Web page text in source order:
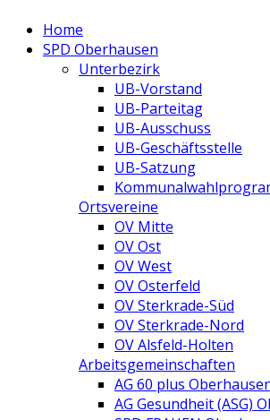
Home
SPD Oberhausen
Unterbezirk
UB-Vorstand
UB-Parteitag
UB-Ausschuss
UB-Geschäftsstelle
UB-Satzung
Ortsvereine
OV Mitte
OV Ost
OV West
OV Osterfeld
OV Sterkrade-Süd
OV Sterkrade-Nord
OV Alsfeld-Holten
Arbeitsgemeinschaften
AG 60 plus
AG Gesundheit (ASG)